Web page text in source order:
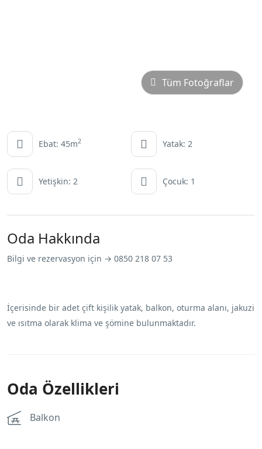
Tüm Fotoğraflar
Ebat: 45m2 Yatak: 2
Yetişkin: 2 Çocuk: 1
Oda Hakkında
Bilgi ve rezervasyon için → 0850 218 07 53
İçerisinde bir adet çift kişilik yatak, balkon, oturma alanı, jakuzi
ve ısıtma olarak klima ve şömine bulunmaktadır.
Oda Özellikleri
Balkon